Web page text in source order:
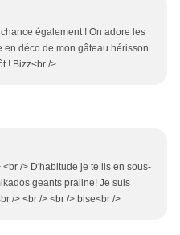
également ! On adore les
en déco de mon gâteau hérisson
! Bizz<br />
/> D'habitude je te lis en sous-
geants praline! Je suis
/> <br /> <br /> bise<br />